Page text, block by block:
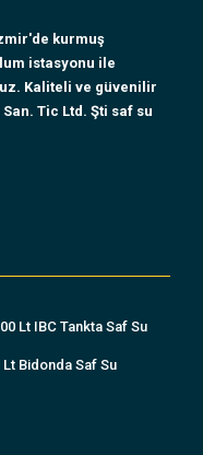
kurmuş
istasyonu ile
Kaliteli ve güvenilir
Tic Ltd. Şti saf su
Lt IBC Tankta Saf Su
Lt Bidonda Saf Su